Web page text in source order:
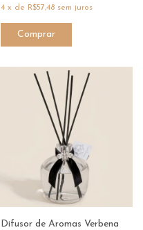
4 x de R$57,48 sem juros
Difusor de Aromas Verbena